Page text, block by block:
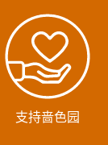
支持啬色园